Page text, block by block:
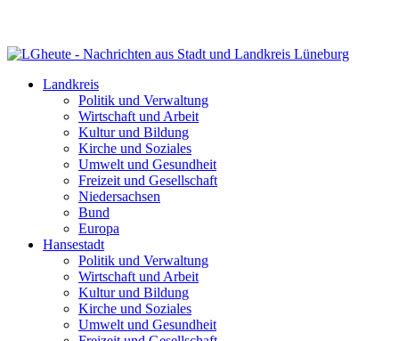
Landkreis
Politik und Verwaltung
Wirtschaft und Arbeit
Kultur und Bildung
Kirche und Soziales
Umwelt und Gesundheit
Freizeit und Gesellschaft
Niedersachsen
Bund
Europa
Hansestadt
Politik und Verwaltung
Wirtschaft und Arbeit
Kultur und Bildung
Kirche und Soziales
Umwelt und Gesundheit